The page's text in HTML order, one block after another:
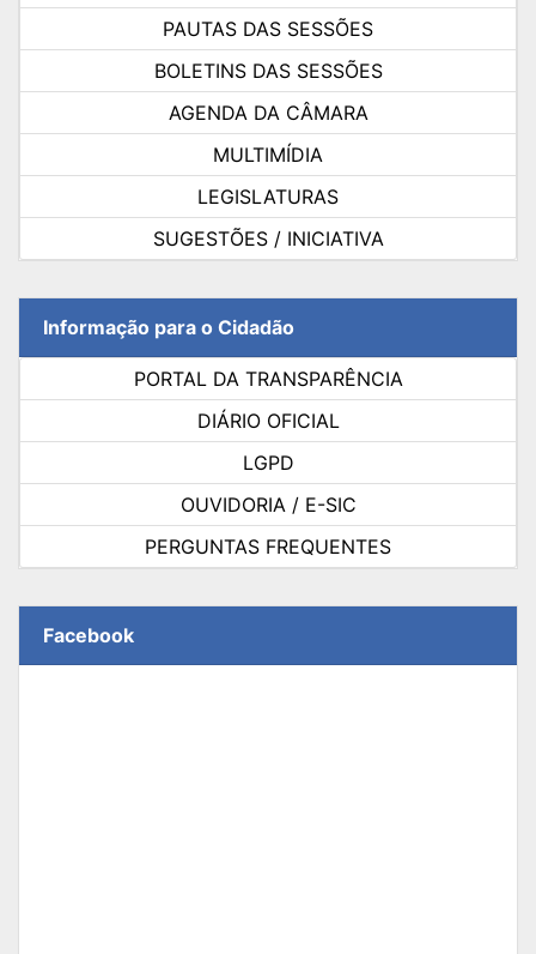
PAUTAS DAS SESSÕES
BOLETINS DAS SESSÕES
AGENDA DA CÂMARA
MULTIMÍDIA
LEGISLATURAS
SUGESTÕES / INICIATIVA
Informação para o Cidadão
PORTAL DA TRANSPARÊNCIA
DIÁRIO OFICIAL
LGPD
OUVIDORIA / E-SIC
PERGUNTAS FREQUENTES
Facebook